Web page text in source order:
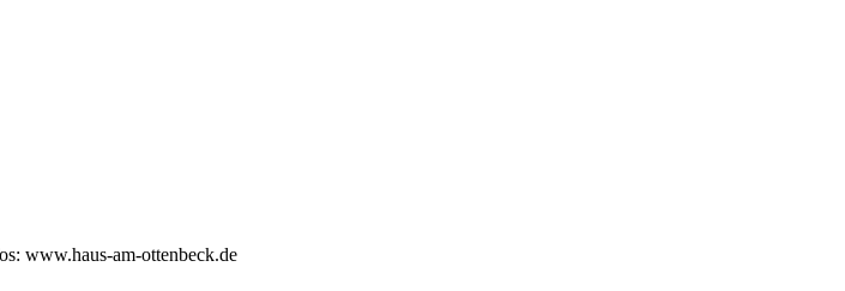
www.haus-am-ottenbeck.de